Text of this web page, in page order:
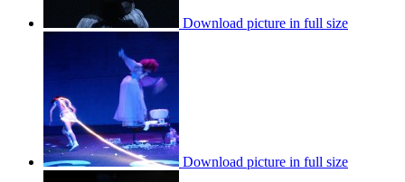
Download picture in full size
Download picture in full size